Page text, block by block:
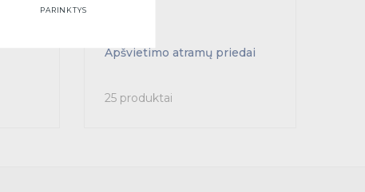
Apšvietimo atramų priedai
25 produktai
PARINKTYS